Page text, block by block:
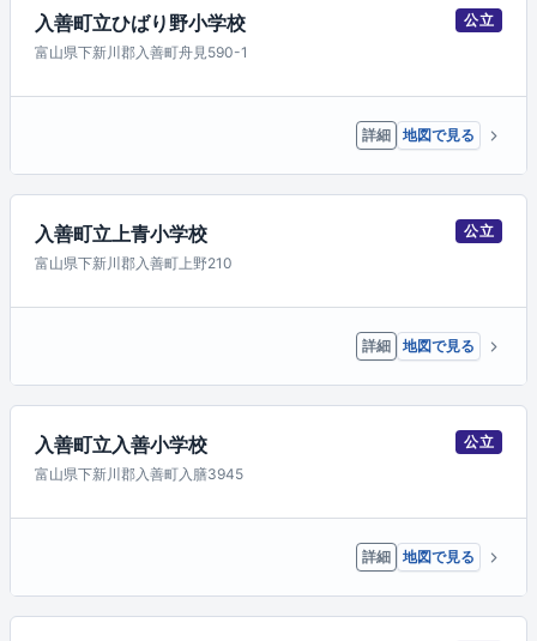
入善町立ひばり野小学校
公立
富山県下新川郡入善町舟見590-1
詳細 地図で見る
入善町立上青小学校
公立
富山県下新川郡入善町上野210
詳細 地図で見る
入善町立入善小学校
公立
富山県下新川郡入善町入膳3945
詳細 地図で見る